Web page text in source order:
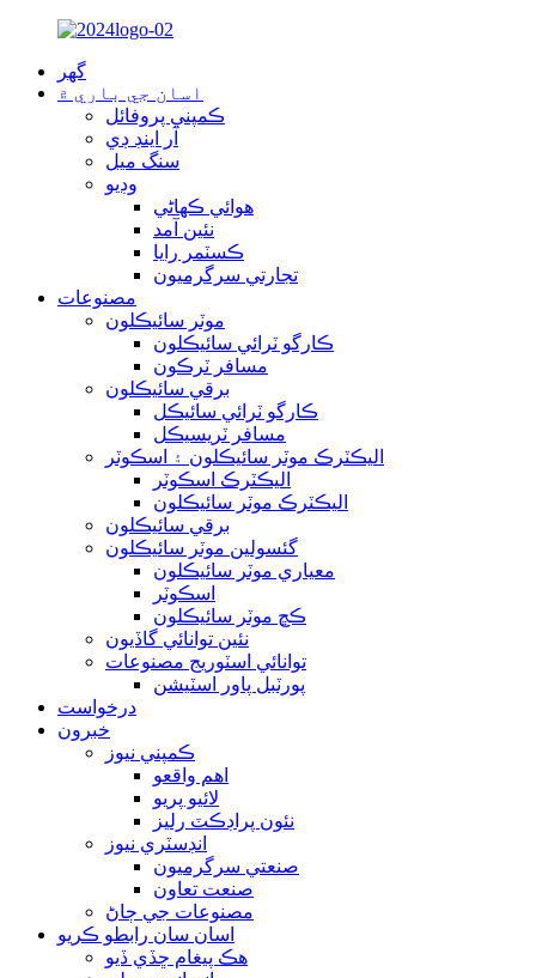
گهر
اسان جي باري ۾
ڪمپني پروفائل
آر اينڊ ڊي
سنگ ميل
وڊيو
هوائي ڪهاڻي
نئين آمد
ڪسٽمر رايا
تجارتي سرگرميون
مصنوعات
موٽر سائيڪلون
ڪارگو ٽرائي سائيڪلون
مسافر ٽرڪون
برقي سائيڪلون
ڪارگو ٽرائي سائيڪل
مسافر ٽريسيڪل
اليڪٽرڪ موٽر سائيڪلون ۽ اسڪوٽر
اليڪٽرڪ اسڪوٽر
اليڪٽرڪ موٽر سائيڪلون
برقي سائيڪلون
گئسولين موٽر سائيڪلون
معياري موٽر سائيڪلون
اسڪوٽر
ڪڇ موٽر سائيڪلون
نئين توانائي گاڏيون
توانائي اسٽوريج مصنوعات
پورٽبل پاور اسٽيشن
درخواست
خبرون
ڪمپني نيوز
اهم واقعو
لائيو پريو
نئون پراڊڪٽ رليز
انڊسٽري نيوز
صنعتي سرگرميون
صنعت تعاون
مصنوعات جي ڄاڻ
اسان سان رابطو ڪريو
هڪ پيغام ڇڏي ڏيو